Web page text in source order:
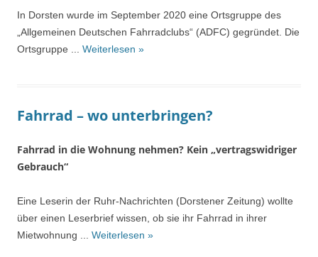
In Dorsten wurde im September 2020 eine Ortsgruppe des
„Allgemeinen Deutschen Fahrradclubs“ (ADFC) gegründet. Die
Ortsgruppe ... Weiterlesen »
Fahrrad – wo unterbringen?
Fahrrad in die Wohnung nehmen? Kein „vertragswidriger
Gebrauch“
Eine Leserin der Ruhr-Nachrichten (Dorstener Zeitung) wollte
über einen Leserbrief wissen, ob sie ihr Fahrrad in ihrer
Mietwohnung ... Weiterlesen »